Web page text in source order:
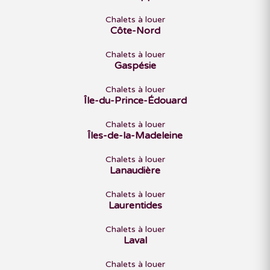
Chalets à louer
Côte-Nord
Chalets à louer
Gaspésie
Chalets à louer
Île-du-Prince-Édouard
Chalets à louer
Îles-de-la-Madeleine
Chalets à louer
Lanaudière
Chalets à louer
Laurentides
Chalets à louer
Laval
Chalets à louer